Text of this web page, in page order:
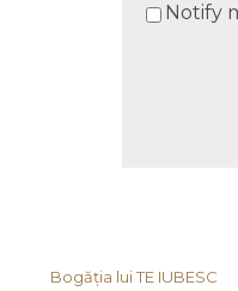
Notify
Bogăția lui TE IUBESC